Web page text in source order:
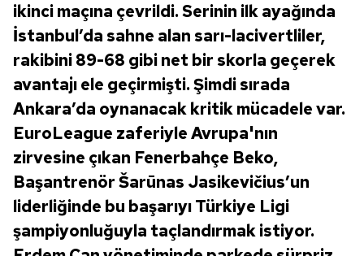
ikinci maçına çevrildi. Serinin ilk ayağında
İstanbul’da sahne alan sarı-lacivertliler,
rakibini 89-68 gibi net bir skorla geçerek
avantajı ele geçirmişti. Şimdi sırada
Ankara’da oynanacak kritik mücadele var.
EuroLeague zaferiyle Avrupa'nın
zirvesine çıkan Fenerbahçe Beko,
Başantrenör Šarūnas Jasikevičius’un
liderliğinde bu başarıyı Türkiye Ligi
şampiyonluğuyla taçlandırmak istiyor.